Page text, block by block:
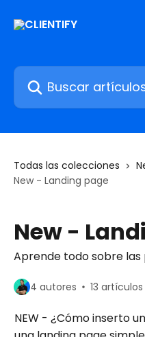
Buscar artículos...
Todas las colecciones
New - Landing page
New -
Aprende todo sobre las
4 autores 13 artículos
NEW - ¿Cómo inserto